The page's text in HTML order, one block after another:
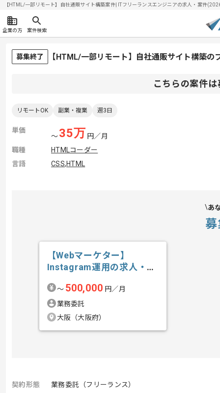
【HTML/一部リモート】自社通販サイト構築案件| ITフリーランスエンジニアの求人・案件
企業の方 案件検索
募集終了 【HTML/一部リモート】自社通販サイト構築の
こちらの案件
リモートOK 副業・複業 週3日
単価
〜35万 円／月
職種
HTMLコーダー
言語
CSS,HTML
あ
【Webマーケター】
Instagram運用の求人・案
〜 500,000 円／月
業務委託
大阪（大阪府）
契約形態
業務委託（フリーランス）